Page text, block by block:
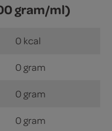
gram/ml)
0 kcal
0 gram
0 gram
0 gram